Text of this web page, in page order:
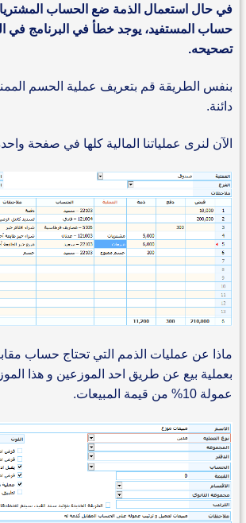
في حال استعمال الذمة ضع الحساب
حساب المستفيد، يوجد خطأ في البرنامج في
تصحيحه.
بنفس الطريقة قم بتعريف عملية الحسم
دائنة.
الآن لنرى عملياتنا المالية كلها في صفحة
ماذا عن عمليات الذمم التي تحتاج حساب
بعملية بيع عن طريق احد الموزعين و هذا
عمولة 10% من قيمة المبيعات.